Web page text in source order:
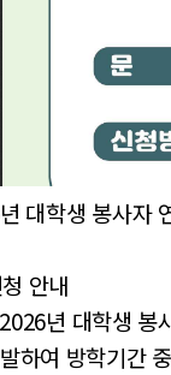
대학생 봉사자
안내
년 대학생 봉
하여 방학기간